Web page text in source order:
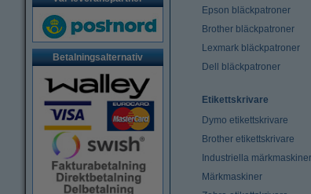
Betalningsalternativ
Epson bläckpatroner
Brother bläckpatroner
Lexmark bläckpatroner
Dell bläckpatroner
Etikettskrivare
Dymo etikettskrivare
Brother etikettskrivare
Industriella märkmaskiner
Märkmaskiner